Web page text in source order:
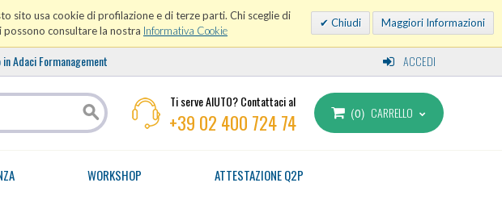
sito usa cookie di profilazione e di terze parti. Chi sceglie di
possono consultare la nostra Informativa Cookie
Chiudi Maggiori Informazioni
in Adaci Formanagement ACCEDI
Ti serve AIUTO? Contattaci al
+39 02 400 724 74 0 CARRELLO
WORKSHOP
ATTESTAZIONE Q2P